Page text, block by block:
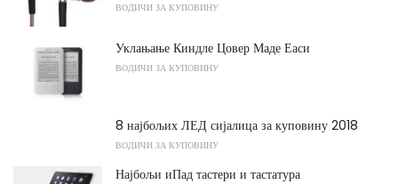
ВОДИЧИ ЗА КУПОВИНУ
Уклањање Киндле Цовер Маде Еаси
ВОДИЧИ ЗА КУПОВИНУ
8 најбољих ЛЕД сијалица за куповину 2018
ВОДИЧИ ЗА КУПОВИНУ
Најбољи иПад тастери и тастатура